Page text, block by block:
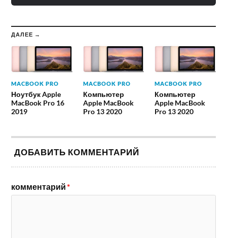
ДАЛЕЕ →
MACBOOK PRO
Ноутбук Apple
MacBook Pro 16
2019
MACBOOK PRO
Компьютер
Apple MacBook
Pro 13 2020
MACBOOK PRO
Компьютер
Apple MacBook
Pro 13 2020
ДОБАВИТЬ КОММЕНТАРИЙ
комментарий*